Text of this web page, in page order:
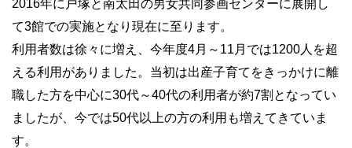
2016年に戸塚と南太田の男女共同参画センターに展開し
て3館での実施となり現在に至ります。
利用者数は徐々に増え、今年度4月～11月では1200人を超
える利用がありました。当初は出産子育てをきっかけに離
職した方を中心に30代～40代の利用者が約7割となってい
ましたが、今では50代以上の方の利用も増えてきていま
す。